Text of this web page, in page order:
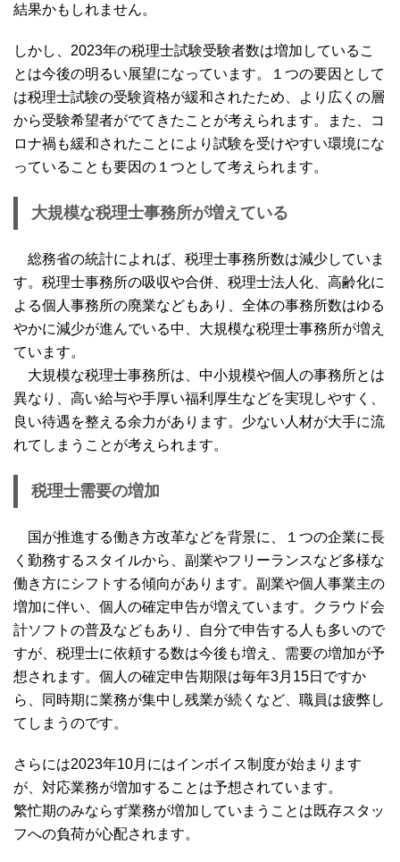
結果かもしれません。
しかし、2023年の税理士試験受験者数は増加しているこ
とは今後の明るい展望になっています。１つの要因として
は税理士試験の受験資格が緩和されたため、より広くの層
から受験希望者がでてきたことが考えられます。また、コ
ロナ禍も緩和されたことにより試験を受けやすい環境にな
っていることも要因の１つとして考えられます。
大規模な税理士事務所が増えている
総務省の統計によれば、税理士事務所数は減少していま
す。税理士事務所の吸収や合併、税理士法人化、高齢化に
よる個人事務所の廃業などもあり、全体の事務所数はゆる
やかに減少が進んでいる中、大規模な税理士事務所が増え
ています。
大規模な税理士事務所は、中小規模や個人の事務所とは
異なり、高い給与や手厚い福利厚生などを実現しやすく、
良い待遇を整える余力があります。少ない人材が大手に流
れてしまうことが考えられます。
税理士需要の増加
国が推進する働き方改革などを背景に、１つの企業に長
く勤務するスタイルから、副業やフリーランスなど多様な
働き方にシフトする傾向があります。副業や個人事業主の
増加に伴い、個人の確定申告が増えています。クラウド会
計ソフトの普及などもあり、自分で申告する人も多いので
すが、税理士に依頼する数は今後も増え、需要の増加が予
想されます。個人の確定申告期限は毎年3月15日ですか
ら、同時期に業務が集中し残業が続くなど、職員は疲弊し
てしまうのです。
さらには2023年10月にはインボイス制度が始まります
が、対応業務が増加することは予想されています。
繁忙期のみならず業務が増加していまうことは既存スタッ
フへの負荷が心配されます。